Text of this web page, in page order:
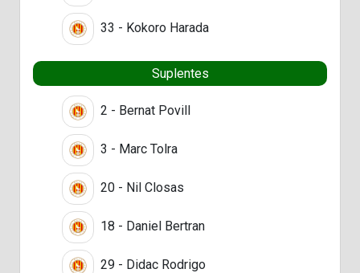
33 - Kokoro Harada
Suplentes
2 - Bernat Povill
3 - Marc Tolra
20 - Nil Closas
18 - Daniel Bertran
29 - Didac Rodrigo